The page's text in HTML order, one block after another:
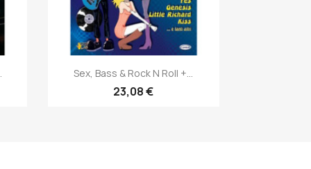
Anteprima
Sex, Bass & Rock N Roll +...
23,08 €